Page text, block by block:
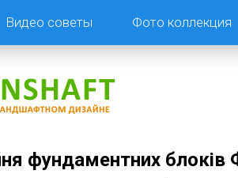
Видео советы Фото коллекция
фундаментних